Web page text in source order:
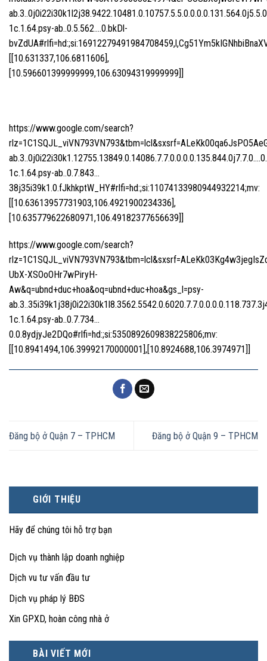
GIỚI THIỆU
Hãy để chúng tôi hỗ trợ bạn
Dịch vụ thành lập doanh nghiệp
Dịch vu tư vấn đầu tư
Dịch vụ pháp lý BĐS
Xin GPXD, hoàn công nhà ở
BÀI VIẾT MỚI
1c.1.64.psy-ab..0.5.562….0.bkDl-
[[10.631337,106.6811606],
[10.596601399999999,106.63094319999999]]
https://www.google.com/search?
1c.1.64.psy-ab..0.7.843…
38j35i39k1.0.fJkhkptW_HY#rlfi=hd:;si:11074133980944932214;mv:
[[10.63613957731903,106.4921900234336],
[10.635779622680971,106.49182377656639]]
https://www.google.com/search?
UbX-XSOoOHr7wPiryH-
Aw&q=ubnd+duc+hoa&oq=ubnd+duc+hoa&gs_l=psy-
1c.1.64.psy-ab..0.7.734…
0.0.8ydjyJe2DQo#rlfi=hd:;si:5350892609838225806;mv:
[[10.8941494,106.39992170000001],[10.8924688,106.3974971]]
Đăng bộ ở Quận 7 – TPHCM Đăng bộ ở Quận 9 – TPHCM